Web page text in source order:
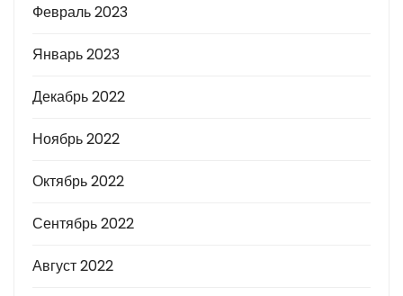
Февраль 2023
Январь 2023
Декабрь 2022
Ноябрь 2022
Октябрь 2022
Сентябрь 2022
Август 2022